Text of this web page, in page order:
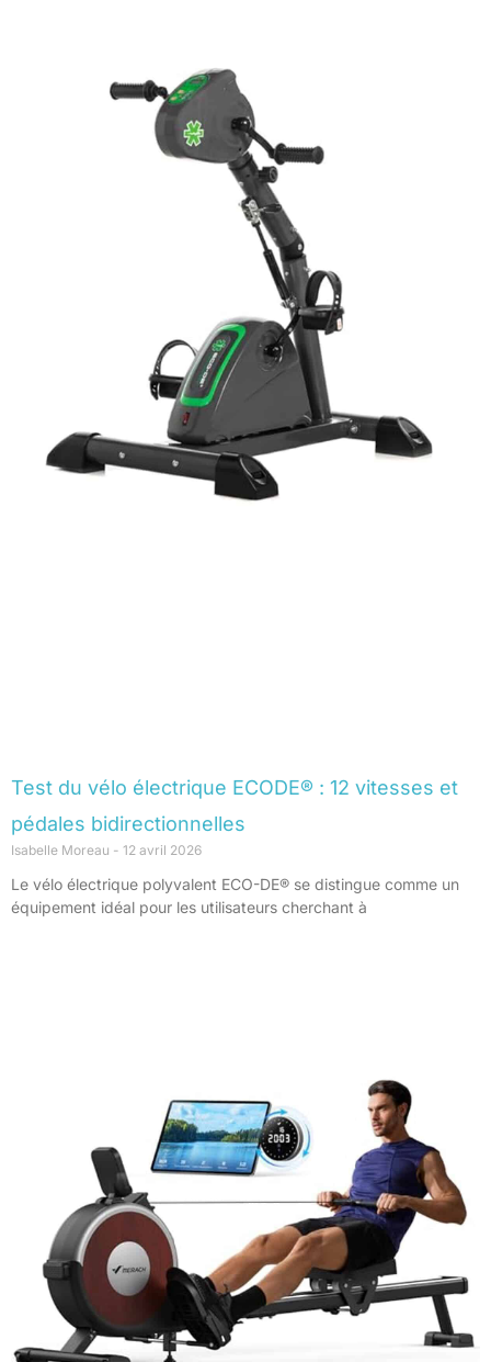
Test du vélo électrique ECODE® : 12 vitesses et
pédales bidirectionnelles
Isabelle Moreau 12 avril 2026
Le vélo électrique polyvalent ECO-DE® se distingue comme un
équipement idéal pour les utilisateurs cherchant à